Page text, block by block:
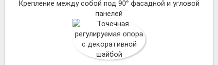
Крепление между собой под 90° фасадной и угловой
панелей